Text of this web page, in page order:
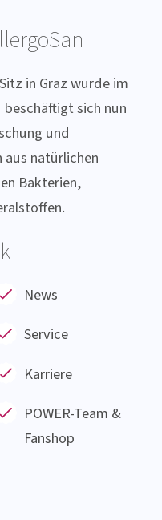
in Graz wurde im
sich nun
und
natürlichen
Bakterien,
News
Service
Karriere
POWER-Team &
Fanshop